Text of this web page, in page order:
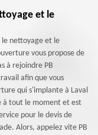
et le
le nettoyage et le
vous propose de
à rejoindre PB
afin que vous
qui s'implante à Laval
à tout le moment et est
pour le devis de
Alors, appelez vite PB